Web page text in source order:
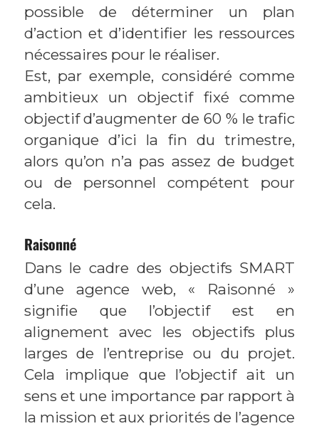
possible de déterminer un plan
d’action et d’identifier les ressources
nécessaires pour le réaliser.
Est, par exemple, considéré comme
ambitieux un objectif fixé comme
objectif d’augmenter de 60 % le trafic
organique d’ici la fin du trimestre,
alors qu’on n’a pas assez de budget
ou de personnel compétent pour
cela.
Raisonné
Dans le cadre des objectifs SMART
d’une agence web, « Raisonné »
signifie que l’objectif est en
alignement avec les objectifs plus
larges de l’entreprise ou du projet.
Cela implique que l’objectif ait un
sens et une importance par rapport à
la mission et aux priorités de l’agence